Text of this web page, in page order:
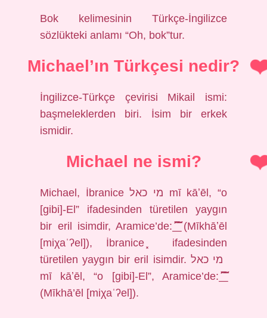
Bok kelimesinin Türkçe-İngilizce
sözlükteki anlamı “Oh, bok”tur.
Michael’ın Türkçesi nedir?
İngilizce-Türkçe çevirisi Mikail ismi:
başmeleklerden biri. İsim bir erkek
ismidir.
Michael ne ismi?
Michael, İbranice מי כאל mī kāʼēl, “o
[gibi]-El” ifadesinden türetilen yaygın
bir eril isimdir, Aramice’de: ͐͟͡͝͝͠ (Mīkhāʼēl
[miχaˈʔel]), İbranice ͓ ifadesinden
türetilen yaygın bir eril isimdir. מי כאל ‎
mī kāʼēl, “o [gibi]-El”, Aramice’de: ͐͟͡͝͝͠
(Mīkhā’ēl [miχaˈʔel]).